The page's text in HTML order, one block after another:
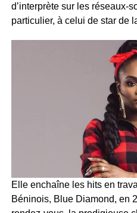
d’interprète sur les réseaux-
particulier, à celui de star de
Elle enchaîne les hits en
Béninois, Blue Diamond, en